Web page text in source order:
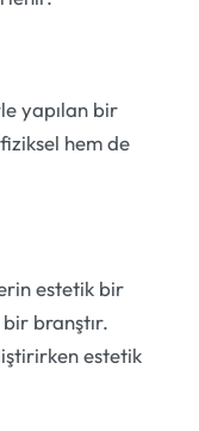
yapılan bir
hem de
estetik bir
branştır.
estetik